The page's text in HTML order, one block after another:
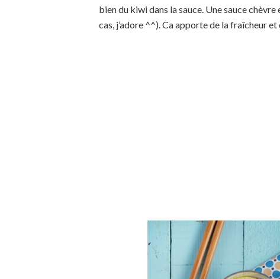
bien du kiwi dans la sauce. Une sauce
cas, j’adore ^^). Ca apporte de la fraîcheur et